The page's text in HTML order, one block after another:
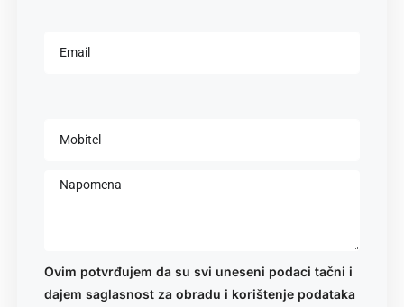
Ovim potvrđujem da su svi uneseni podaci tačni i
dajem saglasnost za obradu i korištenje podataka